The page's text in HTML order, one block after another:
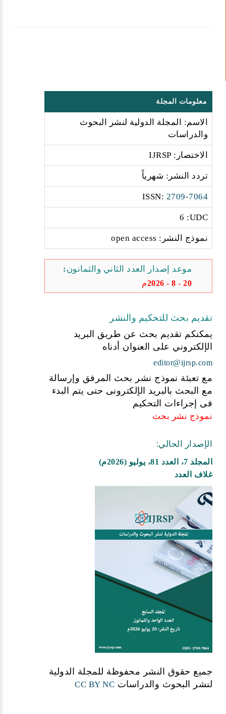
معلومات المجلة
الاسم: المجلة الدولية لنشر البحوث
والدراسات
الاختصار: IJRSP
تردد النشر: شهرياً
2709-7064
:ISSN
6 :UDC
نموذج النشر: open access
موعد إصدار العدد الثاني والثمانون:
20 - 8 - 2026م
تقديم بحث للتحكيم والنشر
يمكنكم تقديم بحث عن طريق البريد
الإلكتروني على العنوان أدناه
editor@ijrsp.com
مع تعبئة نموذج نشر بحث المرفق وإرسالة
مع البحث بالبريد الإلكترونى حتى يتم البدء
فى إجراءات التحكيم
نموذج نشر بحث
الإصدار الحالي:
المجلد 7، العدد 81، يوليو (2026م)
غلاف العدد
جميع حقوق النشر محفوظة للمجلة الدولية
لنشر البحوث والدراسات CC BY NC